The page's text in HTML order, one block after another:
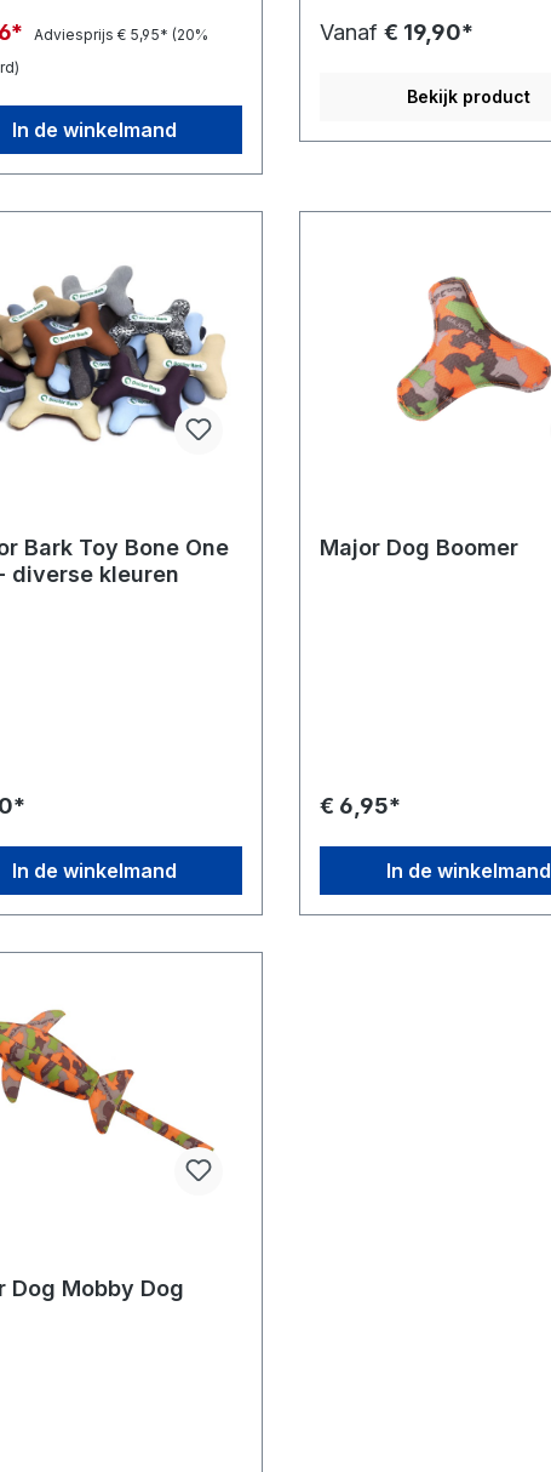
Adviesprijs € 5,95* (20%
In de winkelmand
Vanaf€ 19,90*
Bekijk product
Bark Toy Bone One
diverse kleuren
In de winkelmand
Major Dog Boomer
€ 6,95*
In de winkelmand
Dog Mobby Dog